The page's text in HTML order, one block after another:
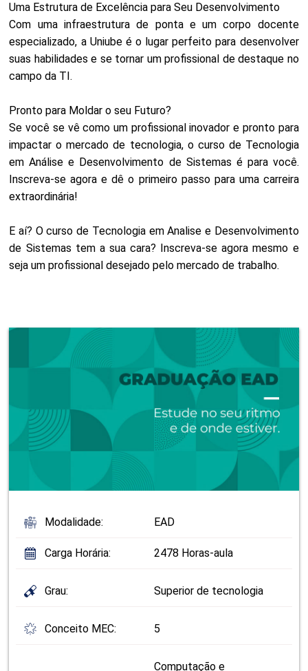
Modalidade: EAD
Carga Horária: 2478 Horas-aula
Grau: Superior de tecnologia
Conceito MEC: 5
Computação e
Uma Estrutura de Excelência para Seu Desenvolvimento
Com uma infraestrutura de ponta e um corpo docente
especializado, a Uniube é o lugar perfeito para desenvolver
suas habilidades e se tornar um profissional de destaque no
campo da TI.
Pronto para Moldar o seu Futuro?
Se você se vê como um profissional inovador e pronto para
impactar o mercado de tecnologia, o curso de Tecnologia
em Análise e Desenvolvimento de Sistemas é para você.
Inscreva-se agora e dê o primeiro passo para uma carreira
extraordinária!
E aí? O curso de Tecnologia em Analise e Desenvolvimento
de Sistemas tem a sua cara? Inscreva-se agora mesmo e
seja um profissional desejado pelo mercado de trabalho.